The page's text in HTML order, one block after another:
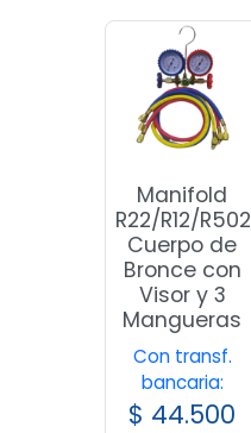
Manifold
R22/R12/R502
Cuerpo de
Bronce con
Visor y 3
Mangueras
Con transf.
bancaria:
$ 44.500